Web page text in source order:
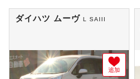
ダイハツ ムーヴ L SAIII
追加